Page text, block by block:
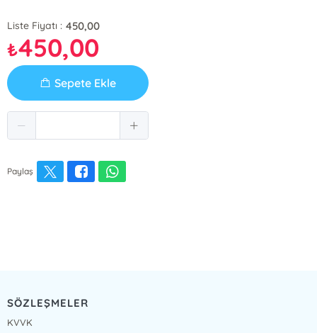
Liste Fiyatı : 450,00
₺450,00
Sepete Ekle
Paylaş
SÖZLEŞMELER
KVVK